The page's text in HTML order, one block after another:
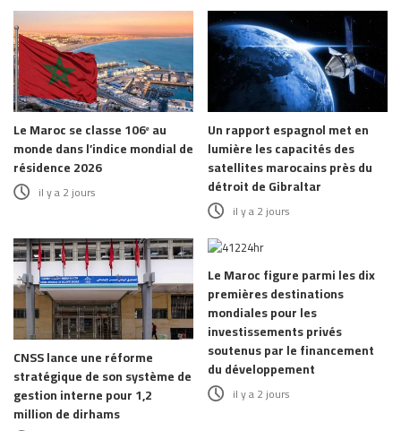
Le Maroc se classe 106ᵉ au
monde dans l’indice mondial de
résidence 2026
il y a 2 jours
Un rapport espagnol met en
lumière les capacités des
satellites marocains près du
détroit de Gibraltar
il y a 2 jours
CNSS lance une réforme
stratégique de son système de
gestion interne pour 1,2
million de dirhams
Le Maroc figure parmi les dix
premières destinations
mondiales pour les
investissements privés
soutenus par le financement
du développement
il y a 2 jours